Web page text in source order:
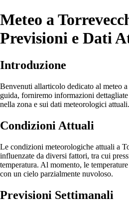
Meteo a
Previsioni e Dati
Introduzione
Benvenuti allarticolo dedicato al meteo
guida, forniremo informazioni
nella zona e sui dati meteorologici attuali.
Condizioni Attuali
Le condizioni meteorologiche attuali a
influenzate da diversi fattori, tra cui
temperatura. Al momento, le
con un cielo parzialmente nuvoloso.
Previsioni Settimanali